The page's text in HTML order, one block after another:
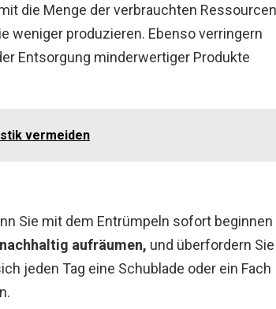
die Menge der verbrauchten
weniger produzieren. Ebenso verringern
Entsorgung minderwertiger Produkte
vermeiden
Sie mit dem Entrümpeln sofort beginnen
nachhaltig aufräumen, und überfordern Sie
jeden Tag eine Schublade oder ein Fach